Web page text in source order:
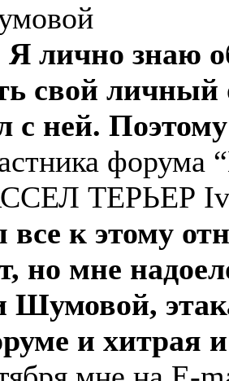
Я лично знаю
свой
с ней.
ТЕРЬЕР
все к этому
но мне
Шумовой,
и хитрая